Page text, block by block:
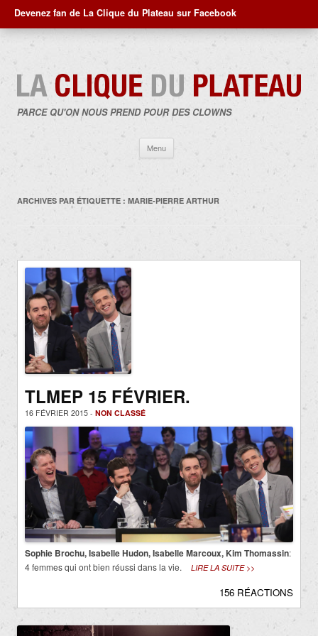
Devenez fan de La Clique du Plateau sur Facebook
PARCE QU'ON NOUS PREND POUR DES CLOWNS
Menu
contenu
ARCHIVES PAR ÉTIQUETTE : MARIE-PIERRE ARTHUR
TLMEP 15 FÉVRIER.
16 FÉVRIER 2015 - NON CLASSÉ
Sophie Brochu, Isabelle Hudon, Isabelle Marcoux, Kim Thomassin:
4 femmes qui ont bien réussi dans la vie.
LIRE LA SUITE >>
156 RÉACTIONS